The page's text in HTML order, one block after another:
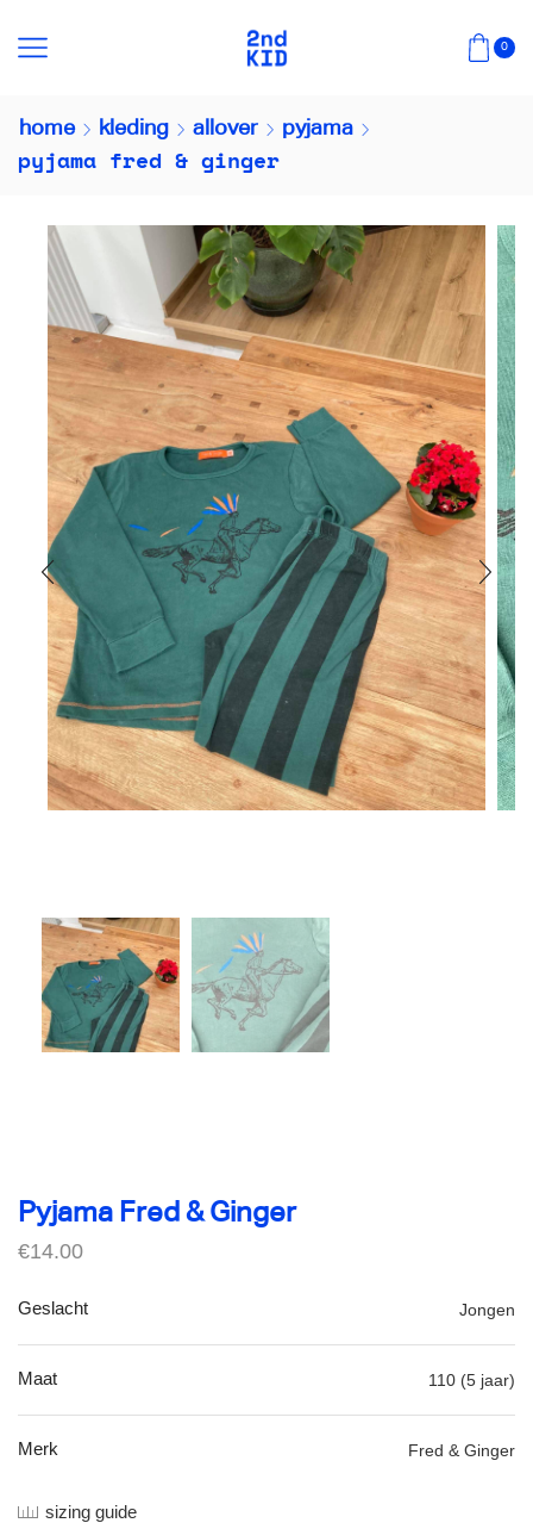
0
home kleding allover pyjama
pyjama fred & ginger
Pyjama Fred & Ginger
€14.00
Geslacht Jongen
Maat 110 (5 jaar)
Merk Fred & Ginger
sizing guide